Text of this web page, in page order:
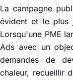
La campagne
évident et le plus
Lorsqu'une PME
Ads avec un
demandes de
chaleur, recueillir